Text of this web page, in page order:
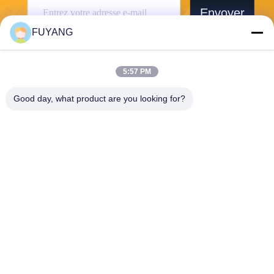
Envoyer
Shenzhen FUYANG Technology Group Co.
FUYANG
5:57 PM
Good day, what product are you looking for?